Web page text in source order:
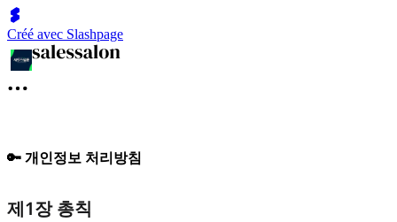
Créé avec Slashpage
🔑 개인정보 처리방침
제1장 총칙